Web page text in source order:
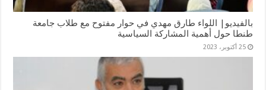
بالفيديو| اللواء طارق مهدي في حوار مفتوح مع طلاب جامعة
طنطا حول أهمية المشاركة السياسية
25 أكتوبر، 2023